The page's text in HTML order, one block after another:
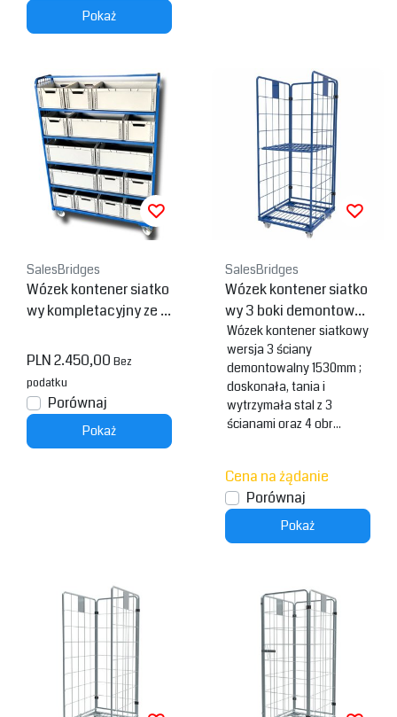
Pokaż
SalesBridges
Wózek kontener siatko
wy kompletacyjny ze s
mi EURO
PLN 2.450,00 Bez
podatku
Porównaj
Pokaż
SalesBridges
Wózek kontener siatko
wy 3 boki demontowan
y (wys.) 1530 mm malo
wany proszkowo RAL5
010
Wózek kontener siatkowy
wersja 3 ściany
demontowalny 1530mm ;
doskonała, tania i
wytrzymała stal z 3
ścianami oraz 4 obr...
Cena na żądanie
Porównaj
Pokaż